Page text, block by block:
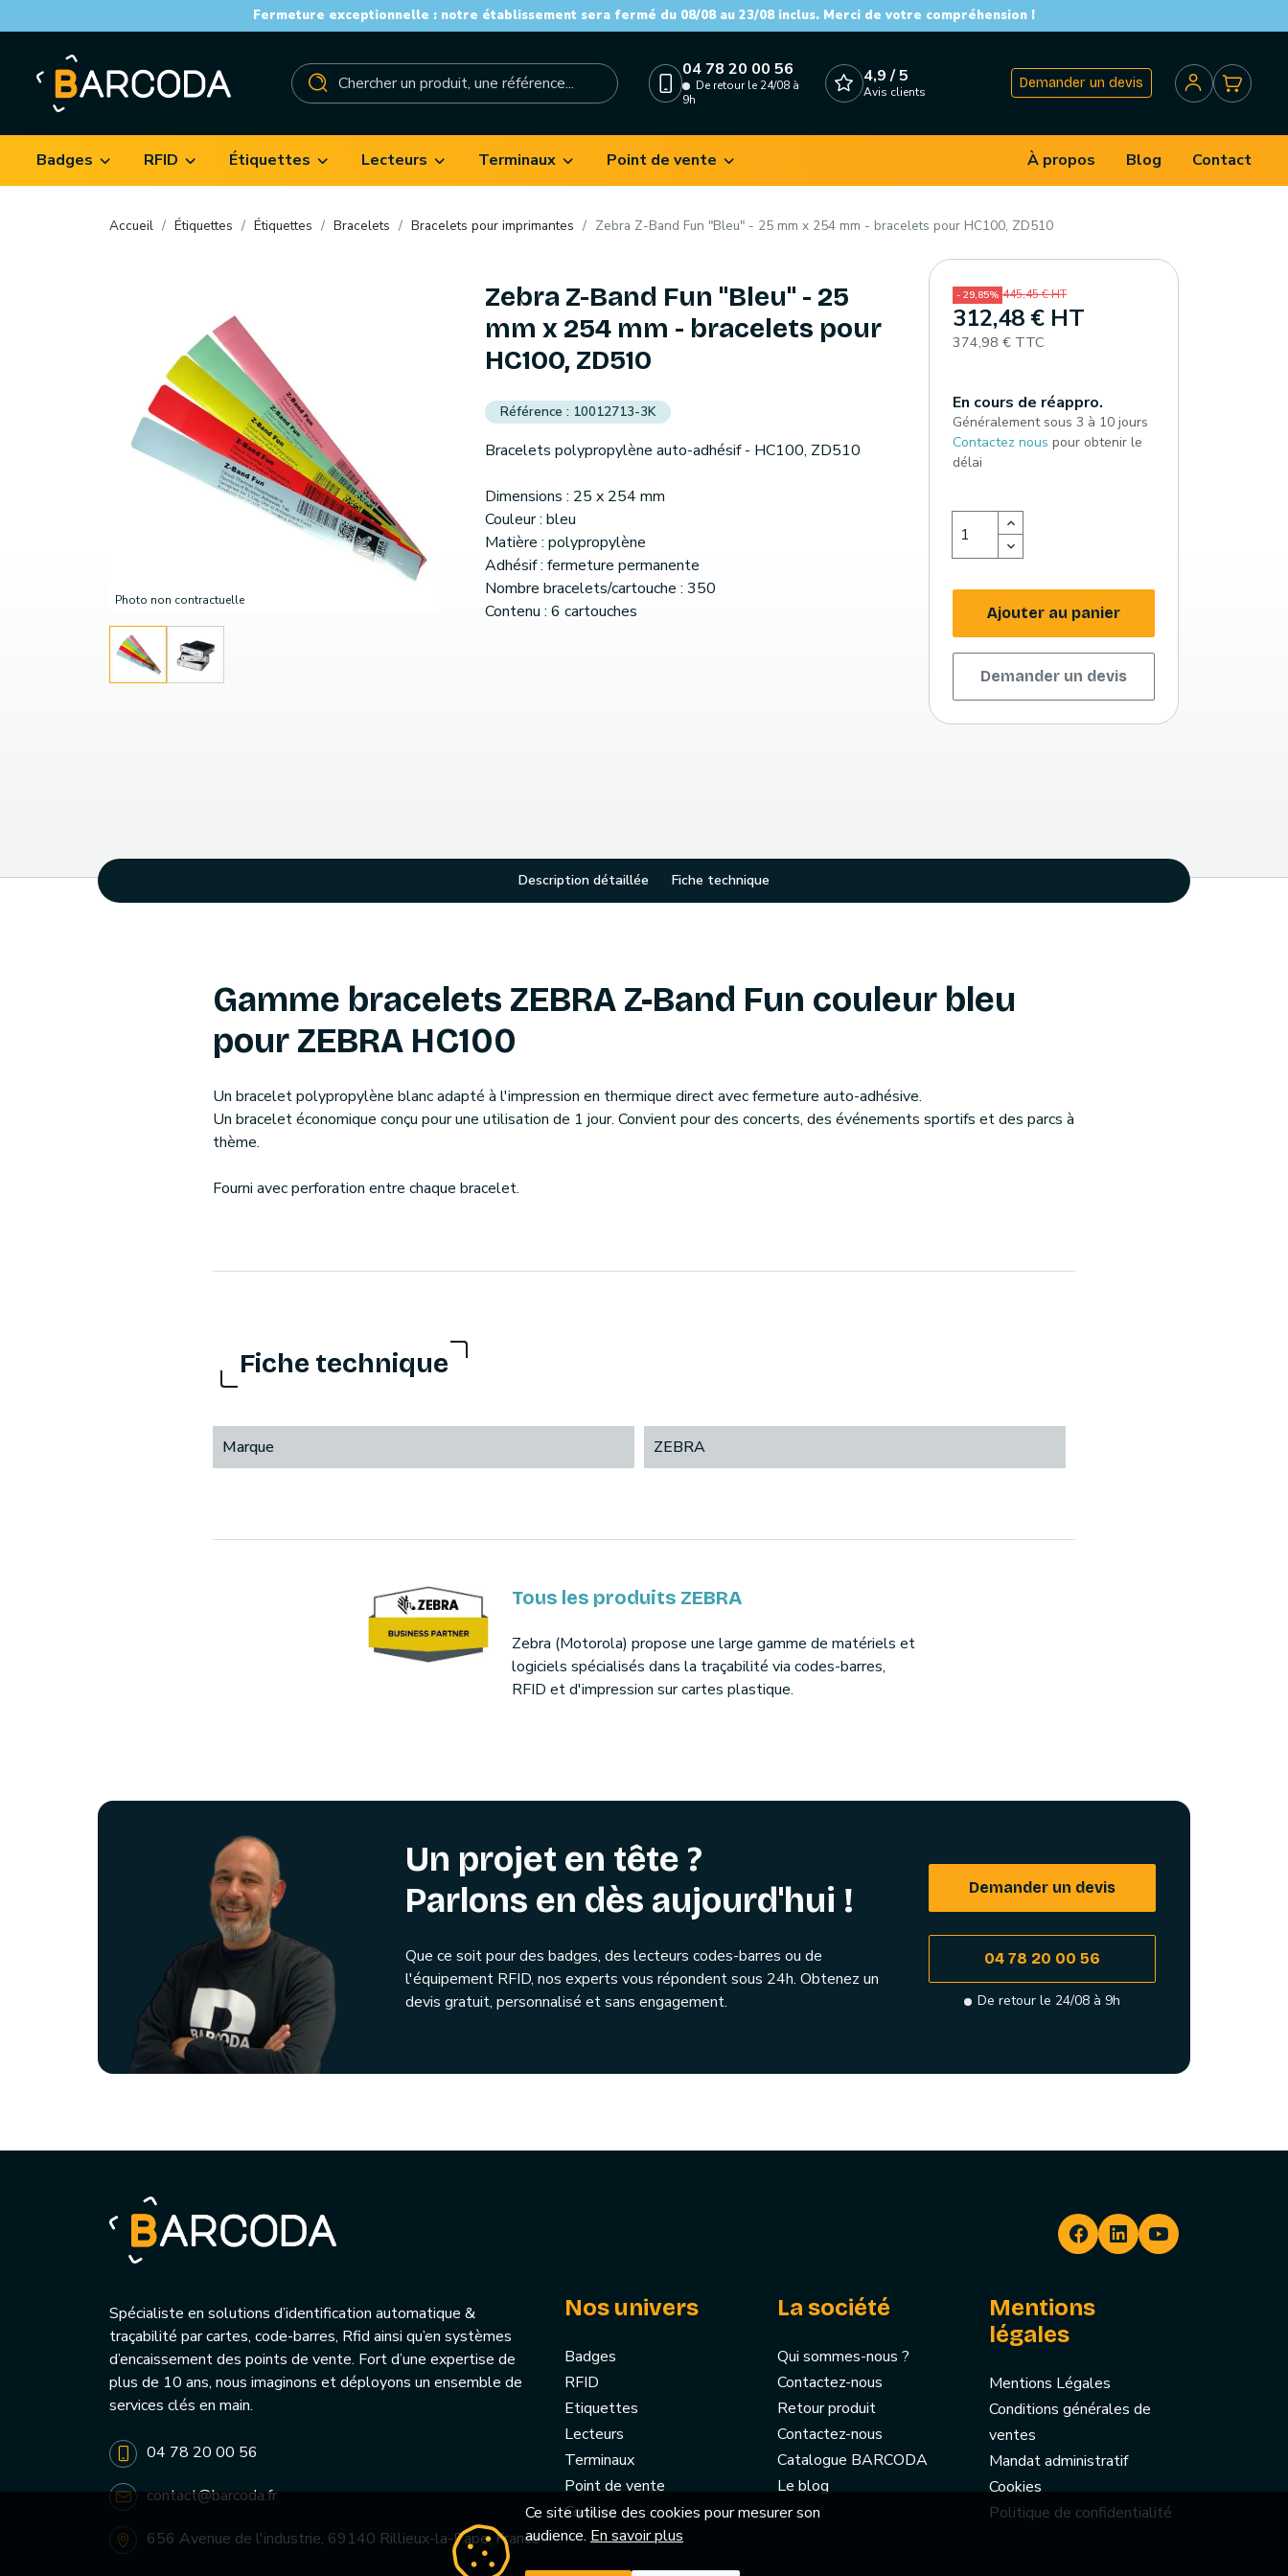
Fermeture exceptionnelle : notre établissement sera fermé du 08/08 au 23/08 inclus. Merci de votre compréhension !
04 78 20 00 56
De retour le 24/08 à
9h
4,9 / 5
Avis clients
Demander un devis
Badges RFID Étiquettes Lecteurs Terminaux Point de vente À propos Blog Contact
Accueil Étiquettes Étiquettes Bracelets Bracelets pour imprimantes Zebra Z-Band Fun "Bleu" - 25 mm x 254 mm - bracelets pour HC100, ZD510
Photo non contractuelle
Zebra Z-Band Fun "Bleu" - 25
mm x 254 mm - bracelets pour
HC100, ZD510
10012713-3K
Bracelets polypropylène auto-adhésif - HC100, ZD510
Dimensions : 25 x 254 mm
Couleur : bleu
Matière : polypropylène
Adhésif : fermeture permanente
Nombre bracelets/cartouche : 350
Contenu : 6 cartouches
- 29,85% 445,45 € HT
312,48 € HT
374,98 € TTC
En cours de réappro.
Généralement sous 3 à 10 jours
Contactez nous pour obtenir le
délai
Ajouter au panier
Demander un devis
Description détaillée Fiche technique
Gamme bracelets ZEBRA Z-Band Fun couleur bleu
pour ZEBRA HC100
Un bracelet polypropylène blanc adapté à l'impression en thermique direct avec fermeture auto-adhésive.
Un bracelet économique conçu pour une utilisation de 1 jour. Convient pour des concerts, des événements sportifs et des parcs à
thème.
Fourni avec perforation entre chaque bracelet.
Fiche technique
Marque ZEBRA
Tous les produits ZEBRA
Zebra (Motorola) propose une large gamme de matériels et
logiciels spécialisés dans la traçabilité via codes-barres,
RFID et d'impression sur cartes plastique.
Un projet en tête ?
Parlons en dès aujourd'hui !
Que ce soit pour des badges, des lecteurs codes-barres ou de
l'équipement RFID, nos experts vous répondent sous 24h. Obtenez un
devis gratuit, personnalisé et sans engagement.
Demander un devis
04 78 20 00 56
De retour le 24/08 à 9h
Spécialiste en solutions d’identification automatique &
traçabilité par cartes, code-barres, Rfid ainsi qu’en systèmes
d’encaissement des points de vente. Fort d’une expertise de
plus de 10 ans, nous imaginons et déployons un ensemble de
services clés en main.
04 78 20 00 56
contact@barcoda.fr
656 Avenue de l'industrie, 69140 Rillieux-la-Pape, France
Nos univers
Badges
RFID
Etiquettes
Lecteurs
Terminaux
Point de vente
Cookies
La société
Qui sommes-nous ?
Contactez-nous
Retour produit
Contactez-nous
Catalogue BARCODA
Le blog
Mentions
légales
Mentions Légales
Conditions générales de
ventes
Mandat administratif
Cookies
Politique de confidentialité
Ce site utilise des cookies pour mesurer son
audience. En savoir plus